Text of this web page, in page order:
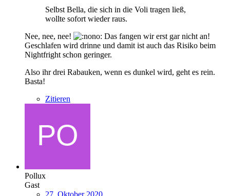
Selbst Bella, die sich in die Voli tragen ließ,
wollte sofort wieder raus.
Nee, nee, nee!
Das fangen wir erst gar nicht an!
Geschlafen wird drinne und damit ist auch das Risiko beim
Nightfright schon geringer.
Also ihr drei Rabauken, wenn es dunkel wird, geht es rein.
Basta!
Zitieren
Pollux
Gast
27. Oktober 2020